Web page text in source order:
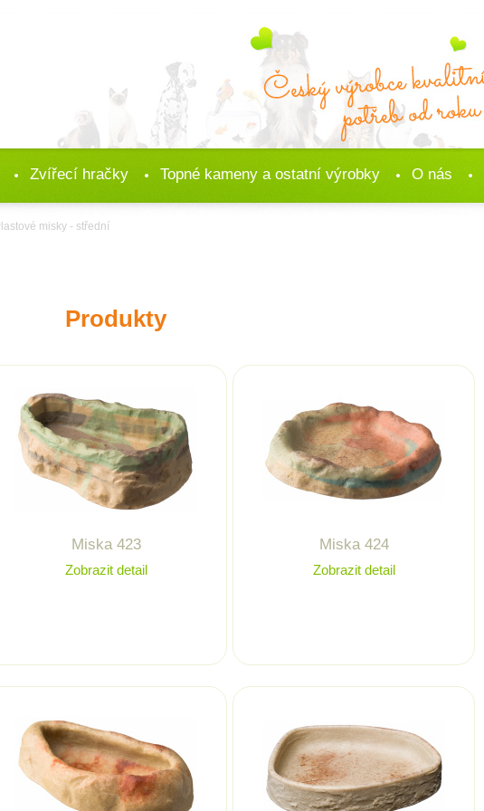
Zvířecí hračky Topné kameny a ostatní výrobky O nás
misky - střední
Produkty
Miska 423
Zobrazit detail
Miska 424
Zobrazit detail